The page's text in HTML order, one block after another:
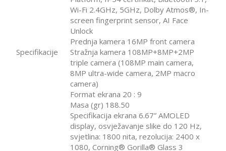
Specifikacije
Wi-Fi 2.4GHz, 5GHz, Dolby Atmos®, In-
screen fingerprint sensor, AI Face
Unlock
Prednja kamera 16MP front camera
Stražnja kamera 108MP+8MP+2MP
triple camera (108MP main camera,
8MP ultra-wide camera, 2MP macro
camera)
Format ekrana 20 : 9
Masa (gr) 188.50
Specifikacija ekrana 6.67” AMOLED
display, osvježavanje slike do 120 Hz,
svjetlina: 1800 nita, rezolucija: 2400 x
1080, Corning® Gorilla® Glass 3